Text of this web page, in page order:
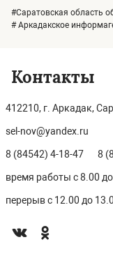
#Саратовская область
# Аркадакское
Контакты
412210, г. Аркадак,
sel-nov@yandex.ru
8 (84542) 4-18-47 8
время работы с 8.00
перерыв с 12.00 до